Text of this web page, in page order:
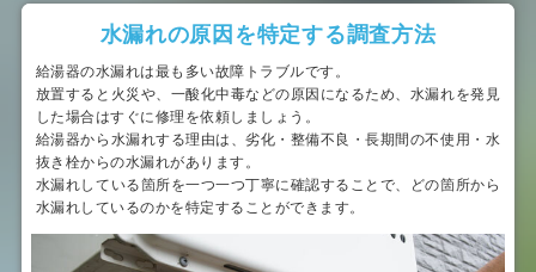
水漏れの原因を特定する調査方法
給湯器の水漏れは最も多い故障トラブルです。
放置すると火災や、一酸化中毒などの原因になるため、水漏れを発見
した場合はすぐに修理を依頼しましょう。
給湯器から水漏れする理由は、劣化・整備不良・長期間の不使用・水
抜き栓からの水漏れがあります。
水漏れしている箇所を一つ一つ丁寧に確認することで、どの箇所から
水漏れしているのかを特定することができます。